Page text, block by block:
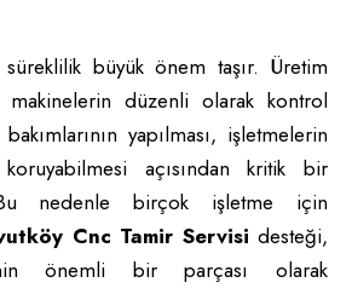
büyük önem taşır. Üretim
makinelerin düzenli olarak kontrol
yapılması, işletmelerin
açısından kritik bir
nedenle birçok işletme için
Cnc Tamir Servisi desteği,
önemli bir parçası olarak